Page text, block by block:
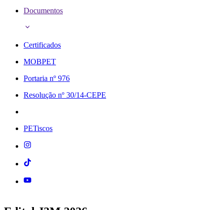
Documentos
Certificados
MOBPET
Portaria nº 976
Resolução nº 30/14-CEPE
PETiscos